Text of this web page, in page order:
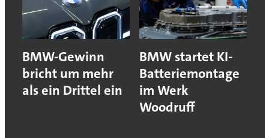
BMW-Gewinn
bricht um mehr
als ein Drittel ein
BMW startet KI-
Batteriemontage
im Werk
Woodruff